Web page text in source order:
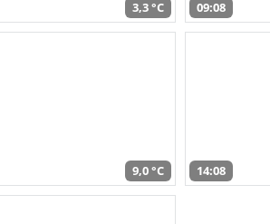
3,3 °C 09:08
9,0 °C 14:08